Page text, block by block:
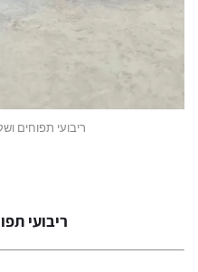
ריבועי תפוחים
ריבועי